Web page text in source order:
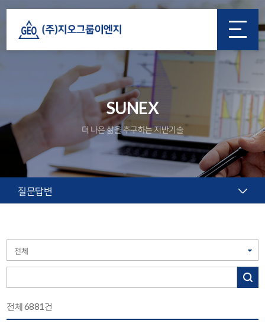
SUNEX
더 나은 삶을 추구하는 지반기술
질문답변
전체6881 건